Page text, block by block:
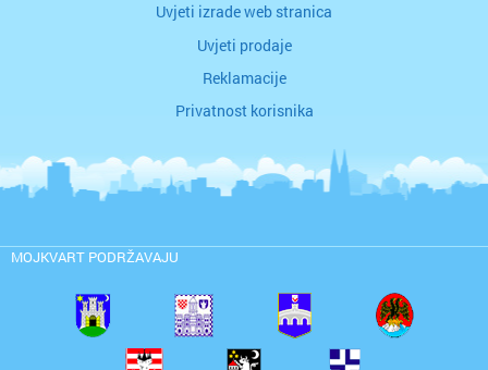
Uvjeti izrade web stranica
Uvjeti prodaje
Reklamacije
Privatnost korisnika
MOJKVART PODRŽAVAJU